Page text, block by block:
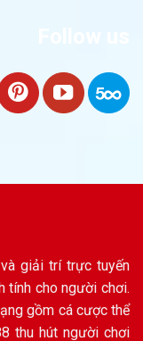
giải trí trực tuyến
tính cho người chơi.
gồm cá cược thể
thu hút người chơi